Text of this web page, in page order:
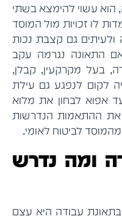
עשוי להימצא בשתי
לו זכויות מול המוסד
ולעיתים גם קצבת נכות
התאונה נגרמה עקב
בעל מקרקעין, קבלן,
לקום לנפגע גם עילת
אפוא לבחון את מלוא
את ההתאמות הנדרשות
לביטוח לאומי.
ומה נדרש
עבודה היא עצם